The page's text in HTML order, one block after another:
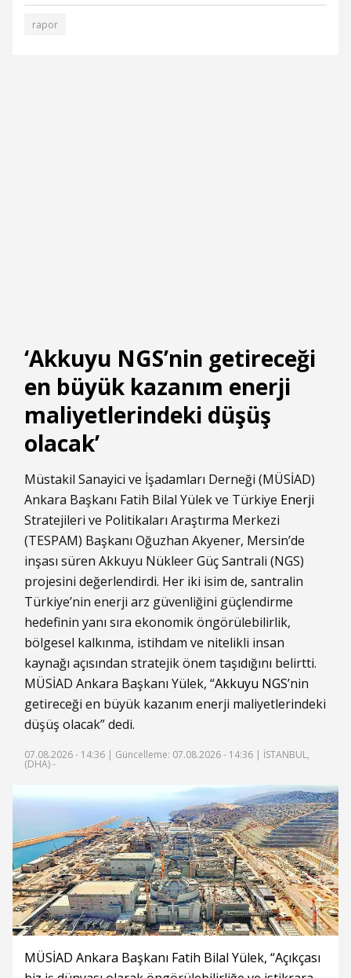
rapor
‘Akkuyu NGS’nin getireceği
en büyük kazanım enerji
maliyetlerindeki düşüş
olacak’
Müstakil Sanayici ve İşadamları Derneği (MÜSİAD)
Ankara Başkanı Fatih Bilal Yülek ve Türkiye Enerji
Stratejileri ve Politikaları Araştırma Merkezi
(TESPAM) Başkanı Oğuzhan Akyener, Mersin’de
inşası süren Akkuyu Nükleer Güç Santrali (NGS)
projesini değerlendirdi. Her iki isim de, santralin
Türkiye’nin enerji arz güvenliğini güçlendirme
hedefinin yanı sıra ekonomik öngörülebilirlik,
bölgesel kalkınma, istihdam ve nitelikli insan
kaynağı açısından stratejik önem taşıdığını belirtti.
MÜSİAD Ankara Başkanı Yülek, “Akkuyu NGS’nin
getireceği en büyük kazanım enerji maliyetlerindeki
düşüş olacak” dedi.
07.08.2026 - 14:36 | Güncelleme: 07.08.2026 - 14:36 | İSTANBUL,
(DHA) -
MÜSİAD Ankara Başkanı Fatih Bilal Yülek, “Açıkçası